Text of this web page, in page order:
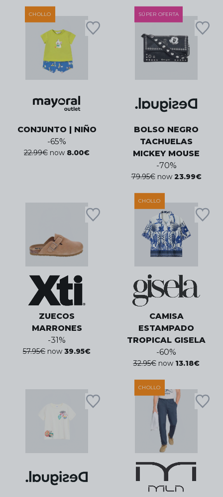
CHOLLO
CONJUNTO | NIÑO
-65%
22.99€ now 8.00€
SÚPER OFERTA
BOLSO NEGRO
TACHUELAS
MICKEY MOUSE
-70%
79.95€ now 23.99€
ZUECOS
MARRONES
-31%
57.95€ now 39.95€
CHOLLO
CAMISA
ESTAMPADO
TROPICAL GISELA
-60%
32.95€ now 13.18€
CHOLLO